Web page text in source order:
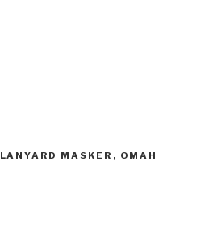
LANYARD MASKER , OMAH